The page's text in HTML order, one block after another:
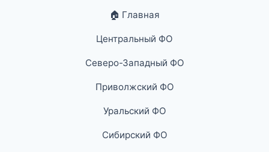
🏠 Главная
Центральный ФО
Северо-Западный ФО
Приволжский ФО
Уральский ФО
Сибирский ФО